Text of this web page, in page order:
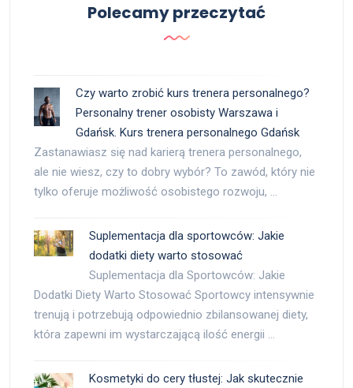
Polecamy przeczytać
Czy warto zrobić kurs trenera personalnego?
Personalny trener osobisty Warszawa i
Gdańsk. Kurs trenera personalnego Gdańsk
Zastanawiasz się nad karierą trenera personalnego,
ale nie wiesz, czy to dobry wybór? To zawód, który nie
tylko oferuje możliwość osobistego rozwoju, …
Suplementacja dla sportowców: Jakie
dodatki diety warto stosować
Suplementacja dla Sportowców: Jakie
Dodatki Diety Warto Stosować Sportowcy intensywnie
trenują i potrzebują odpowiednio zbilansowanej diety,
która zapewni im wystarczającą ilość energii …
Kosmetyki do cery tłustej: Jak skutecznie